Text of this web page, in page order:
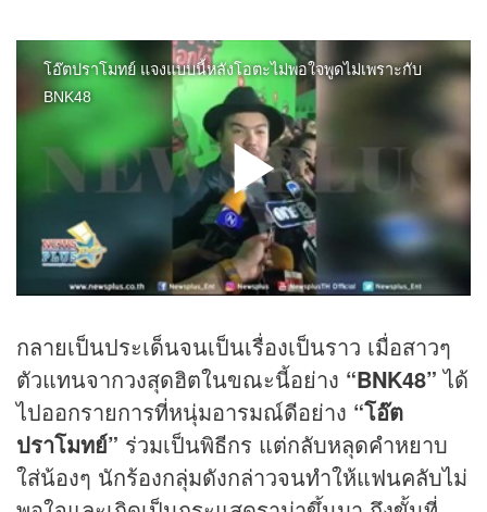
กลายเป็นประเด็นจนเป็นเรื่องเป็นราว เมื่อสาวๆ
ตัวแทนจากวงสุดฮิตในขณะนี้อย่าง “BNK48”ได้
ไปออกรายการที่หนุ่มอารมณ์ดีอย่าง “โอ๊ต
ปราโมทย์” ร่วมเป็นพิธีกร แต่กลับหลุดคำหยาบ
ใส่น้องๆ นักร้องกลุ่มดังกล่าวจนทำให้แฟนคลับไม่